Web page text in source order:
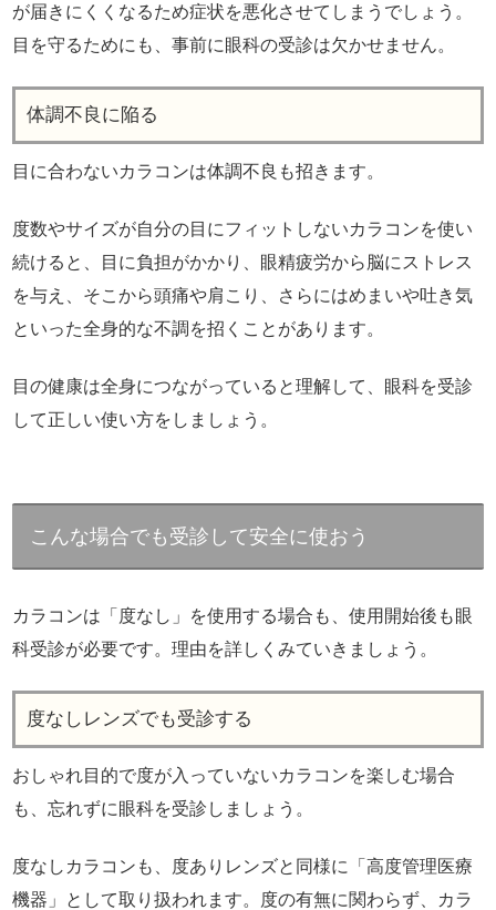
が届きにくくなるため症状を悪化させてしまうでしょう。
目を守るためにも、事前に眼科の受診は欠かせません。
体調不良に陥る
目に合わないカラコンは体調不良も招きます。
度数やサイズが自分の目にフィットしないカラコンを使い
続けると、目に負担がかかり、眼精疲労から脳にストレス
を与え、そこから頭痛や肩こり、さらにはめまいや吐き気
といった全身的な不調を招くことがあります。
目の健康は全身につながっていると理解して、眼科を受診
して正しい使い方をしましょう。
こんな場合でも受診して安全に使おう
カラコンは「度なし」を使用する場合も、使用開始後も眼
科受診が必要です。理由を詳しくみていきましょう。
度なしレンズでも受診する
おしゃれ目的で度が入っていないカラコンを楽しむ場合
も、忘れずに眼科を受診しましょう。
度なしカラコンも、度ありレンズと同様に「高度管理医療
機器」として取り扱われます。度の有無に関わらず、カラ